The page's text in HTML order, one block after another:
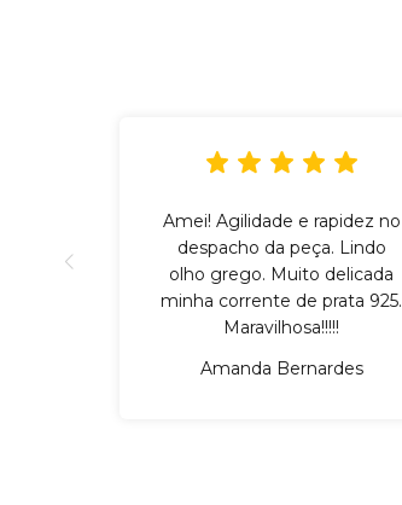
Amei! Agilidade e rapidez no
despacho da peça. Lindo
olho grego. Muito delicada
minha corrente de prata 925.
Maravilhosa!!!!!
Amanda Bernardes